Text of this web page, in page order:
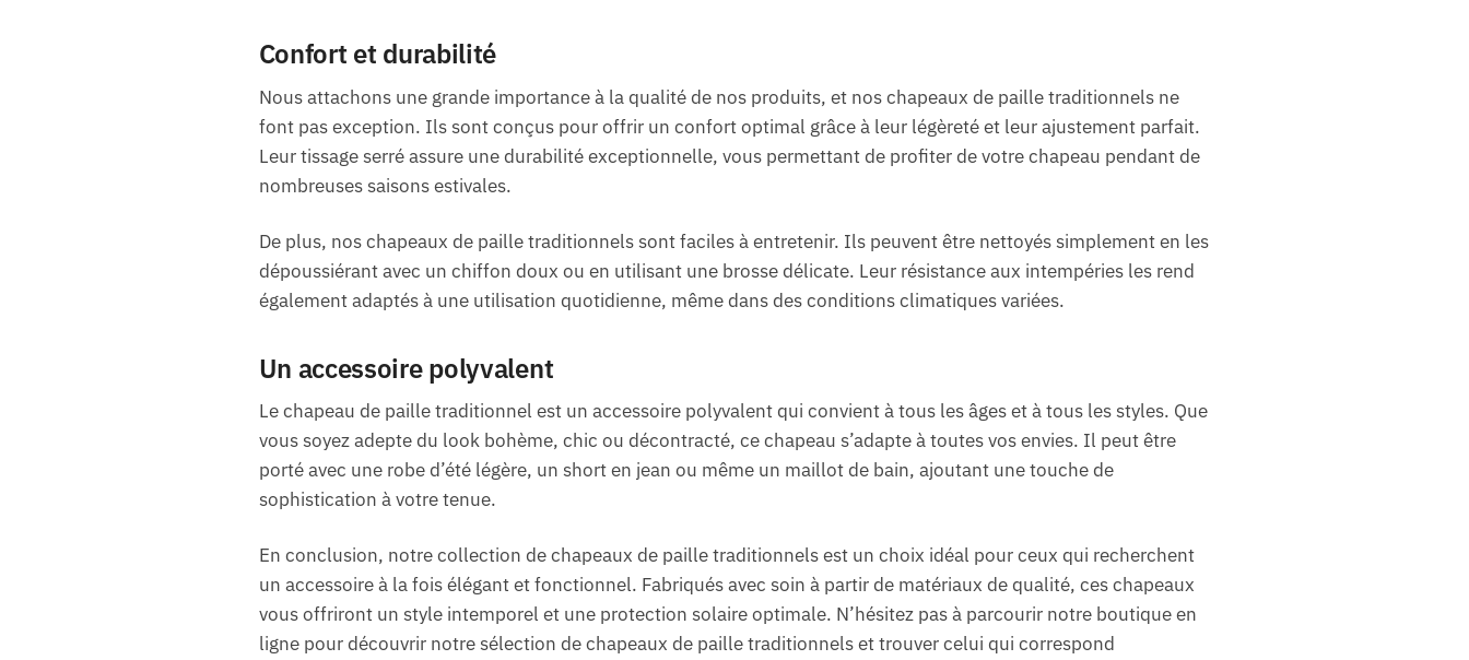
Confort et durabilité
Nous attachons une grande importance à la qualité de nos produits, et nos chapeaux de paille traditionnels ne
font pas exception. Ils sont conçus pour offrir un confort optimal grâce à leur légèreté et leur ajustement parfait.
Leur tissage serré assure une durabilité exceptionnelle, vous permettant de profiter de votre chapeau pendant de
nombreuses saisons estivales.
De plus, nos chapeaux de paille traditionnels sont faciles à entretenir. Ils peuvent être nettoyés simplement en les
dépoussiérant avec un chiffon doux ou en utilisant une brosse délicate. Leur résistance aux intempéries les rend
également adaptés à une utilisation quotidienne, même dans des conditions climatiques variées.
Un accessoire polyvalent
Le chapeau de paille traditionnel est un accessoire polyvalent qui convient à tous les âges et à tous les styles. Que
vous soyez adepte du look bohème, chic ou décontracté, ce chapeau s’adapte à toutes vos envies. Il peut être
porté avec une robe d’été légère, un short en jean ou même un maillot de bain, ajoutant une touche de
sophistication à votre tenue.
En conclusion, notre collection de chapeaux de paille traditionnels est un choix idéal pour ceux qui recherchent
un accessoire à la fois élégant et fonctionnel. Fabriqués avec soin à partir de matériaux de qualité, ces chapeaux
vous offriront un style intemporel et une protection solaire optimale. N’hésitez pas à parcourir notre boutique en
ligne pour découvrir notre sélection de chapeaux de paille traditionnels et trouver celui qui correspond